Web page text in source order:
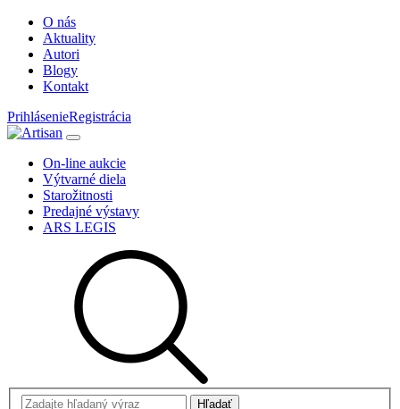
O nás
Aktuality
Autori
Blogy
Kontakt
PrihlásenieRegistrácia
On-line aukcie
Výtvarné diela
Starožitnosti
Predajné výstavy
ARS LEGIS